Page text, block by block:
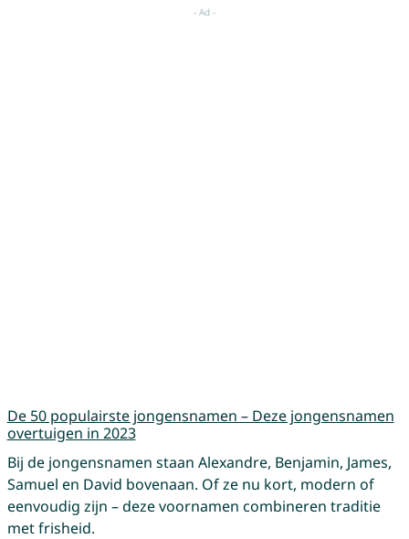
De 50 populairste jongensnamen – Deze jongensnamen
overtuigen in 2023
Bij de jongensnamen staan Alexandre, Benjamin, James,
Samuel en David bovenaan. Of ze nu kort, modern of
eenvoudig zijn – deze voornamen combineren traditie
met frisheid.